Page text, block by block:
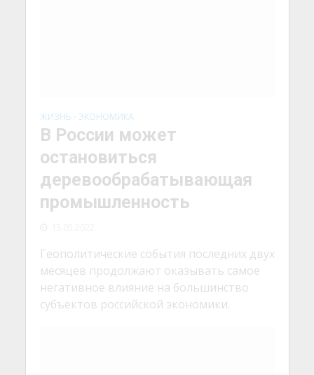
месяцев продолжают оказывать самое
негативное влияние на большинство
субъектов российской экономики.